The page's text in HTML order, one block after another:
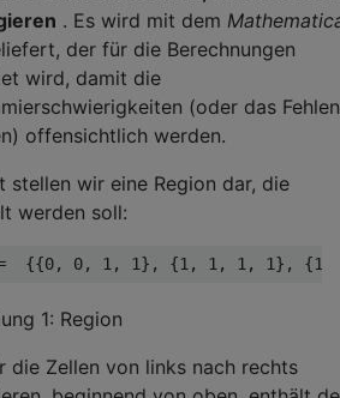
. Es wird mit dem
der für die Berechnungen
wird, damit die
(oder das Fehlen
offensichtlich werden.
stellen wir eine Region dar, die
werden soll:
=  {{0, 0, 1, 1}, {1, 1, 1, 1},
die Zellen von links nach rechts